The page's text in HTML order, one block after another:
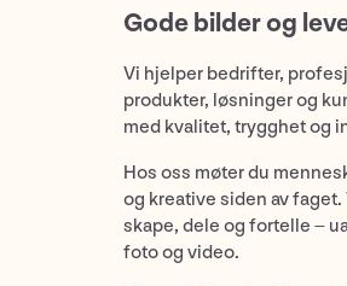
Gode bilder og
Vi hjelper bedrifter,
produkter, løsninger og
med kvalitet, trygghet og
Hos oss møter du
og kreative siden av
skape, dele og fortelle –
foto og video.